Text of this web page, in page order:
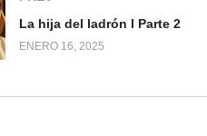
La hija del ladrón l Parte 2
ENERO 16, 2025